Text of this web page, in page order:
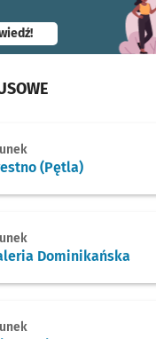
- otworzy się w nowej
Trestno
(Pętla)
Galeria
Dominikańska